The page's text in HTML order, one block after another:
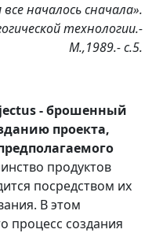
началось сначала».
технологии.-
М.,1989.- с.5.
- брошенный
проекта,
продуктов
посредством их
В этом
процесс создания